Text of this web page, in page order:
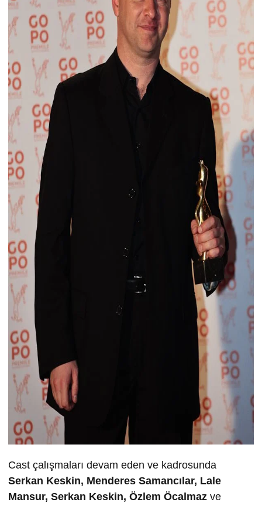
Cast çalışmaları devam eden ve kadrosunda
Serkan Keskin, Menderes Samancılar, Lale
Mansur, Serkan Keskin, Özlem Öcalmaz ve